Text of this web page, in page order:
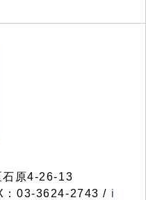
原4-26-13
：03-3624-2743 / i